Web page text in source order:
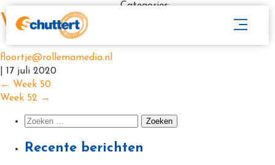
Week 51
floortje@rollemamedia.nl
17 juli 2020
Categories:
← Week 50
Week 52 →
Recente berichten